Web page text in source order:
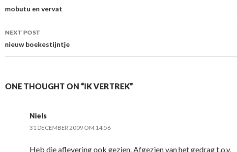
navigation
mobutu en vervat
NEXT POST
nieuw boekestijntje
ONE THOUGHT ON “IK VERTREK”
Niels
31 DECEMBER 2009 OM 14:56
Heb die aflevering ook gezien. Afgezien van het gedrag t.o.v.